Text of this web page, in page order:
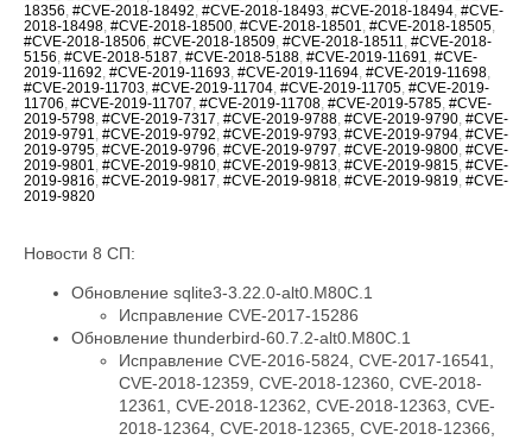
18356, #CVE-2018-18492, #CVE-2018-18493, #CVE-2018-18494, #CVE-
2018-18498, #CVE-2018-18500, #CVE-2018-18501, #CVE-2018-18505,
#CVE-2018-18506, #CVE-2018-18509, #CVE-2018-18511, #CVE-2018-
5156, #CVE-2018-5187, #CVE-2018-5188, #CVE-2019-11691, #CVE-
2019-11692, #CVE-2019-11693, #CVE-2019-11694, #CVE-2019-11698,
#CVE-2019-11703, #CVE-2019-11704, #CVE-2019-11705, #CVE-2019-
11706, #CVE-2019-11707, #CVE-2019-11708, #CVE-2019-5785, #CVE-
2019-5798, #CVE-2019-7317, #CVE-2019-9788, #CVE-2019-9790, #CVE-
2019-9791, #CVE-2019-9792, #CVE-2019-9793, #CVE-2019-9794, #CVE-
2019-9795, #CVE-2019-9796, #CVE-2019-9797, #CVE-2019-9800, #CVE-
2019-9801, #CVE-2019-9810, #CVE-2019-9813, #CVE-2019-9815, #CVE-
2019-9816, #CVE-2019-9817, #CVE-2019-9818, #CVE-2019-9819, #CVE-
2019-9820
Новости 8 СП:
Обновление sqlite3-3.22.0-alt0.M80C.1
Исправление CVE-2017-15286
Обновление thunderbird-60.7.2-alt0.M80C.1
Исправление CVE-2016-5824, CVE-2017-16541,
CVE-2018-12359, CVE-2018-12360, CVE-2018-
12361, CVE-2018-12362, CVE-2018-12363, CVE-
2018-12364, CVE-2018-12365, CVE-2018-12366,